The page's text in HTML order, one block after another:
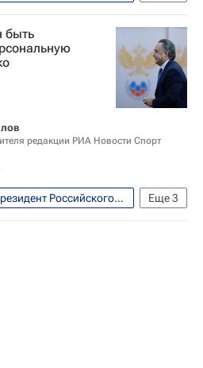
Виталий Мутко
(РФС)
быть
редакции РИА Новости Спорт
Еще3
Виталий Мутко - новый президент Российского футбольного союза (РФС). Мнения, комментарии
Виталий Мутко